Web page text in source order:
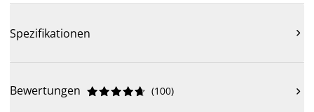
Spezifikationen 
Bewertungen 




 (100) 